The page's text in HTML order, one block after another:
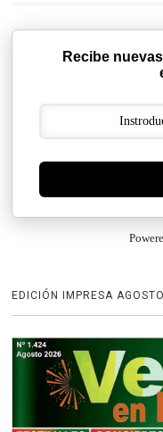
Recibe
EDICIÓN IMPRESA